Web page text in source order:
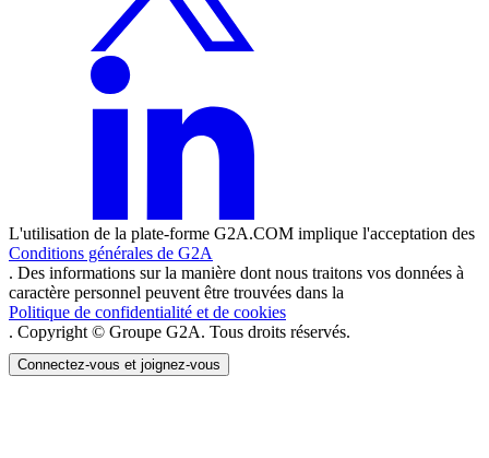
L'utilisation de la plate-forme G2A.COM implique l'acceptation des
Conditions générales de G2A
. Des informations sur la manière dont nous traitons vos données à
caractère personnel peuvent être trouvées dans la
Politique de confidentialité et de cookies
. Copyright © Groupe G2A. Tous droits réservés.
Connectez-vous et joignez-vous